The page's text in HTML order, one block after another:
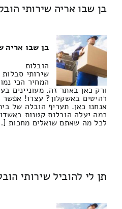
בן שבו אריה שירותי
בן שבו אריה
הובלות
שירותי
המחיר הכי
ורק כאן באתר זה. מעוניינים
רהיטים באשקלון? עצרו!
אנחנו כאן. תעריף הובלה של
כמה יעלה הובלות קטנות
לכל מה שאתם שואלים מחכות
תן לי להוביל שירותי